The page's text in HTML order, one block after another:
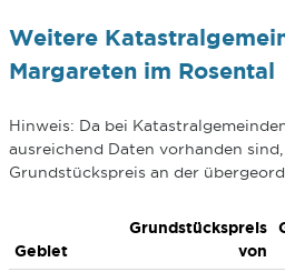
Weitere
Margareten im Rosental
Hinweis: Da bei
ausreichend Daten vorhanden
Grundstückspreis an der
Gebiet
Grundstückspreis
von